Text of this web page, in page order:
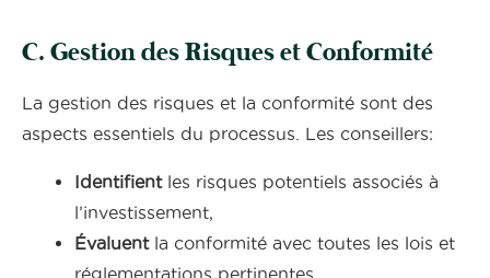
C. Gestion des Risques et Conformité
La gestion des risques et la conformité sont des
aspects essentiels du processus. Les conseillers:
Identifientles risques potentiels associés à
l’investissement,
Évaluentla conformité avec toutes les lois et
réglementations pertinentes,